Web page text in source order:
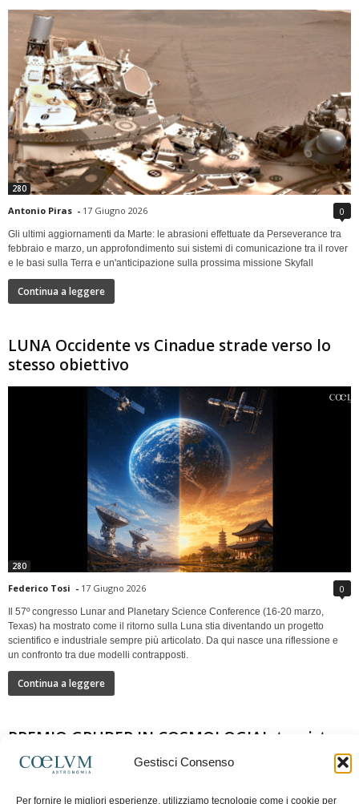
Gestisci Consenso
Per fornire le migliori esperienze, utilizziamo tecnologie come i cookie per
280
Antonio Piras - 17 Giugno 2026 0
Gli ultimi aggiornamenti da Marte: le abrasioni effettuate da Perseverance tra
febbraio e marzo, un approfondimento sui sistemi di comunicazione tra il rover
e le basi sulla Terra e un'anticipazione sulla prossima missione Skyfall
Continua a leggere
LUNA Occidente vs Cinadue strade verso lo
stesso obiettivo
280
Federico Tosi - 17 Giugno 2026 0
Il 57º congresso Lunar and Planetary Science Conference (16-20 marzo,
Texas) ha mostrato come il ritorno sulla Luna stia diventando un progetto
scientifico e industriale sempre più articolato. Da qui nasce una riflessione e
un confronto tra due modelli contrapposti.
Continua a leggere
PREMIO GRUBER IN COSMOLOGIAIntervista a
Nazzareno Mandolesi